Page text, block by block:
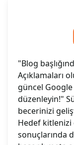
"Blog
Açıklamaları
güncel
düzenleyin!"
becerinizi
Hedef
sonuçlarında